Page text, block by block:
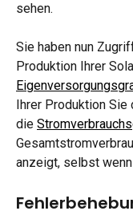
sehen.
Sie haben nun
Produktion Ihrer
Ihrer Produktion
die
anzeigt, selbst